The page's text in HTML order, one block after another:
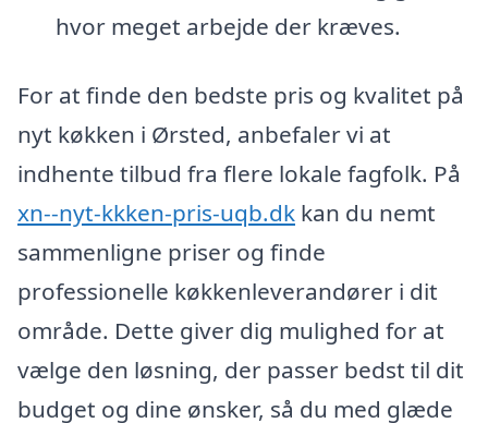
hvor meget arbejde der kræves.
For at finde den bedste pris og kvalitet på
nyt køkken i Ørsted, anbefaler vi at
indhente tilbud fra flere lokale fagfolk. På
xn--nyt-kkken-pris-uqb.dk kan du nemt
sammenligne priser og finde
professionelle køkkenleverandører i dit
område. Dette giver dig mulighed for at
vælge den løsning, der passer bedst til dit
budget og dine ønsker, så du med glæde